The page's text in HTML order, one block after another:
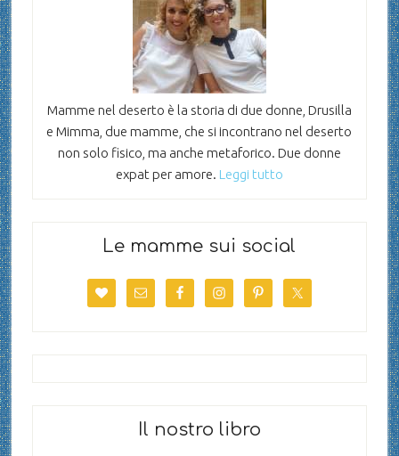
Mamme nel deserto è la storia di due donne, Drusilla
e Mimma, due mamme, che si incontrano nel deserto
non solo fisico, ma anche metaforico. Due donne
expat per amore. Leggi tutto
Le mamme sui social
Il nostro libro